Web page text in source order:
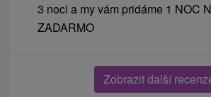
3 noci a my vám pridáme 1 NOC
ZADARMO
Zobrazit další